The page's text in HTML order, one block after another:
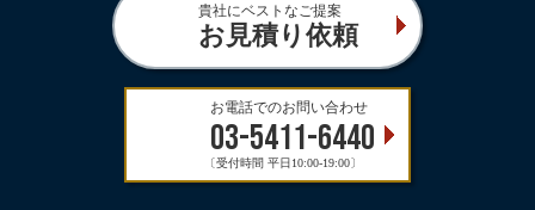
貴社にベストなご提案
お見積り依頼
お電話でのお問い合わせ
03-5411-6440
〔受付時間 平日10:00-19:00〕